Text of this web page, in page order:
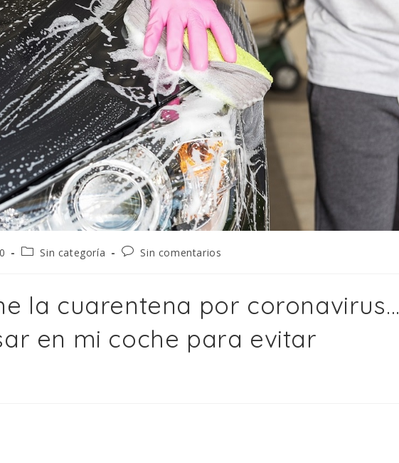
Sin categoría Sin comentarios
la cuarentena por coronavirus…
en mi coche para evitar